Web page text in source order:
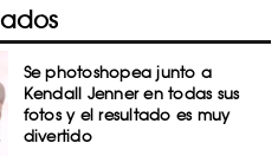
Se photoshopea junto a
Kendall Jenner en todas sus
fotos y el resultado es muy
divertido